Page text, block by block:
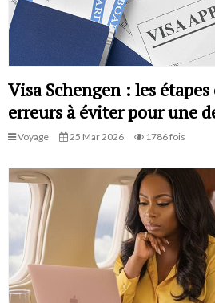
Visa Schengen : les
erreurs à éviter pour une
Voyage 25 Mar 2026 1786 fois